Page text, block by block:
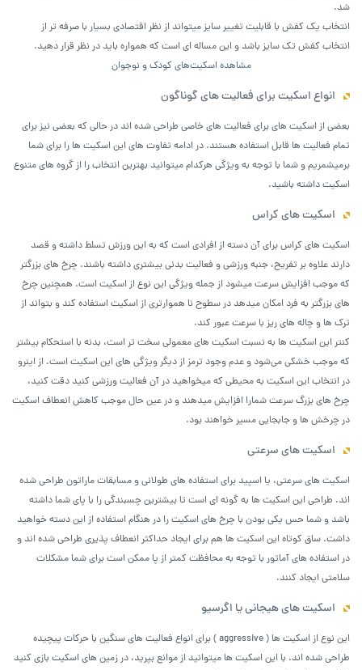
شد.
انتخاب یک کفش با قابلیت تغییر سایز میتواند از نظر اقتصادی بسیار با صرفه تر از
انتخاب کفش تک سایز باشد و این مساله ای است که همواره باید در نظر قرار دهید.
مشاهده اسکیت‎‌های کودک و نوجوان
انواع اسکیت برای فعالیت های گوناگون
بعضی از اسکیت های برای فعالیت های خاصی طراحی شده اند در حالی که بعضی نیز برای
تمام فعالیت ها قابل استفاده هستند. در ادامه تفاوت های این اسکیت ها را برای شما
برمیشمریم و شما با توجه به ویژگی هرکدام میتوانید بهترین انتخاب را از گروه های متنوع
اسکیت داشته باشید.
اسکیت های کراس
اسکیت های کراس برای آن دسته از افرادی است که به این ورزش تسلط داشته و قصد
دارند علاوه بر تفریح، جنبه ورزشی و فعالیت بدنی بیشتری داشته باشند. چرخ های بزرگتر
که موجب افزایش سرعت میشود از جمله ویژگی این نوع از اسکیت است. همچنین چرخ
های بزرگتر به فرد امکان میدهد در سطوح نا هموارتری از اسکیت استفاده کند و بتواند از
ترک ها و چاله های ریز با سرعت عبور کند.
کنتر این اسکیت ها به نسبت اسکیت های معمولی سخت تر است، بدنه با استحکام بیشتر
که موجب خشکی می‌شود و عدم وجود ترمز از دیگر ویژگی های این اسکیت است. از اینرو
در انتخاب این اسکیت به محیطی که میخواهید در آن فعالیت ورزشی کنید دقت کنید،
چرخ های بزرگ سرعت شمارا افزایش میدهند و در عین حال موجب کاهش انعطاف اسکیت
در چرخش ها و جابجایی مسیر خواهند بود.
اسکیت های سرعتی
اسکیت های سرعتی، یا اسپید برای استفاده های طولانی و مسابقات ماراتون طراحی شده
اند. طراحی این اسکیت ها به گونه ای است تا بیشترین چسبندگی را با پای شما داشته
باشد و شما حس یکی بودن با چرخ های اسکیت را در هنگام استفاده از این دسته خواهید
داشت. ساق کوتاه این اسکیت ها هم برای ایجاد حداکثر انعطاف پذیری طراحی شده اند و
در استفاده های آماتور با توجه به محافظت کمتر از پا ممکن است برای شما مشکلات
سلامتی ایجاد کنند.
اسکیت های هیجانی یا اگرسیو
این نوع از اسکیت ها ( aggressive ) برای انواع فعالیت های سنگین با حرکات پیچیده
طراحی شده اند. با این اسکیت ها میتوانید از موانع بپرید، در زمین های اسکیت بازی کنید